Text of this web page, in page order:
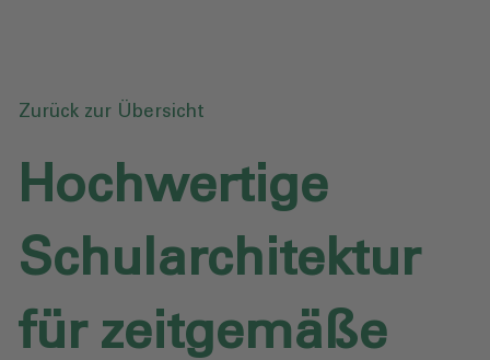
Zurück zur Übersicht
Hochwertige
Schularchitektur
für zeitgemäße